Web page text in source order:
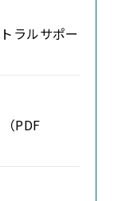
ラルサポー
PDF